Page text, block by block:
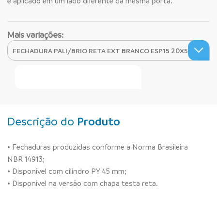
Mais variações:
Descrição do Produto
• Fechaduras produzidas conforme a Norma Brasileira
NBR 14913;
• Disponível com cilindro PY 45 mm;
• Disponível na versão com chapa testa reta.